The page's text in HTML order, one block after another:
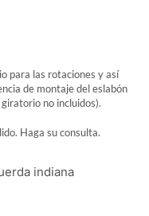
para las rotaciones y así
de montaje del eslabón
no incluidos).
Haga su consulta.
indiana